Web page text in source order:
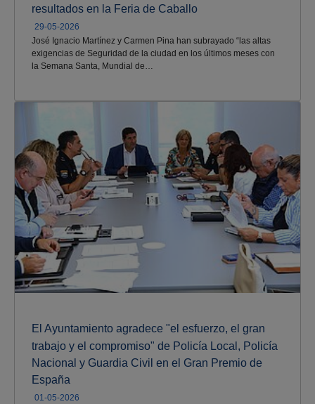
resultados en la Feria de Caballo
29-05-2026
José Ignacio Martínez y Carmen Pina han subrayado “las altas
exigencias de Seguridad de la ciudad en los últimos meses con
la Semana Santa, Mundial de…
El Ayuntamiento agradece "el esfuerzo, el gran
trabajo y el compromiso" de Policía Local, Policía
Nacional y Guardia Civil en el Gran Premio de
España
01-05-2026